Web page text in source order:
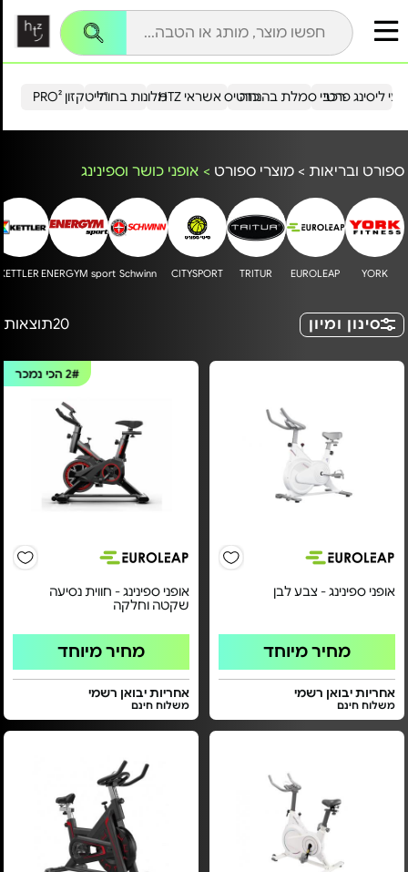
הייטקזון PRO²מלונות בחו"ל כרטיס אשראי HTZ ליסינג פרטירכבי סמלת בהנחה
ספורט ובריאות > מוצרי ספורט > אופני כושר וספינינג
YORK
EUROLEAP
TRITUR
CITYSPORT
Schwinn
ENERGYM sport
KETTLER
סינון ומיון 20תוצאות
אופני ספינינג - צבע לבן
מחיר מיוחד
אחריות יבואן רשמי
משלוח חינם
2#הכי נמכר
אופני ספינינג - חווית נסיעה
שקטה וחלקה
מחיר מיוחד
אחריות יבואן רשמי
משלוח חינם